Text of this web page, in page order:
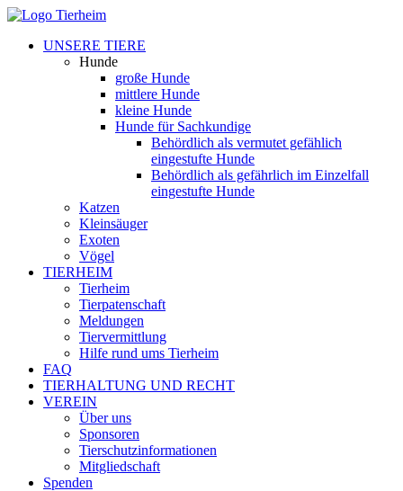
UNSERE TIERE
Hunde
große Hunde
mittlere Hunde
kleine Hunde
Hunde für Sachkundige
Behördlich als vermutet gefählich
eingestufte Hunde
Behördlich als gefährlich im Einzelfall
eingestufte Hunde
Katzen
Kleinsäuger
Exoten
Vögel
TIERHEIM
Tierheim
Tierpatenschaft
Meldungen
Tiervermittlung
Hilfe rund ums Tierheim
FAQ
TIERHALTUNG UND RECHT
VEREIN
Über uns
Sponsoren
Tierschutzinformationen
Mitgliedschaft
Spenden